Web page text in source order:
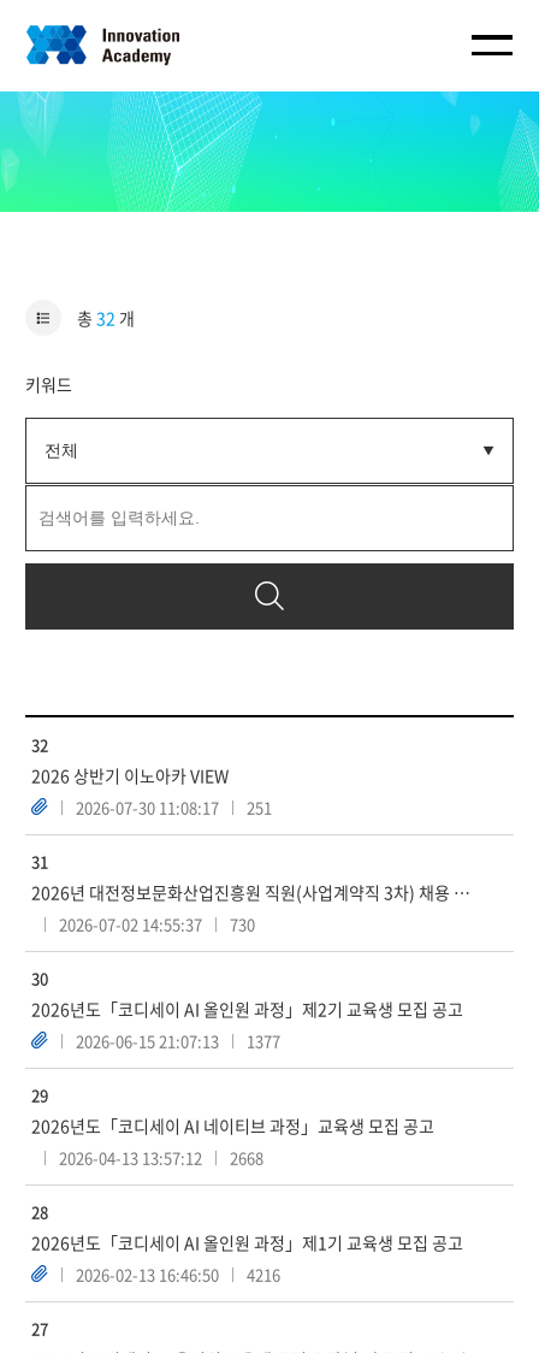
총32 개
키워드
32
2026 상반기 이노아카 VIEW
2026-07-30 11:08:17 251
31
2026년 대전정보문화산업진흥원 직원(사업계약직 3차) 채용 공고
2026-07-02 14:55:37 730
30
2026년도「코디세이 AI 올인원 과정」제2기 교육생 모집 공고
2026-06-15 21:07:13 1377
29
2026년도「코디세이 AI 네이티브 과정」교육생 모집 공고
2026-04-13 13:57:12 2668
28
2026년도「코디세이 AI 올인원 과정」제1기 교육생 모집 공고
2026-02-13 16:46:50 4216
27